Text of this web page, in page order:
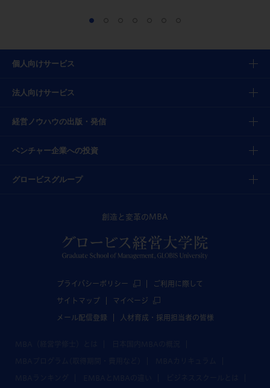
個人向けサービス
法人向けサービス
経営ノウハウの出版・発信
ベンチャー企業への投資
グロービスグループ
創造と変革のMBA
プライバシーポリシー ご利用に際して
サイトマップ マイページ
メール配信登録 人材育成・採用担当者の皆様